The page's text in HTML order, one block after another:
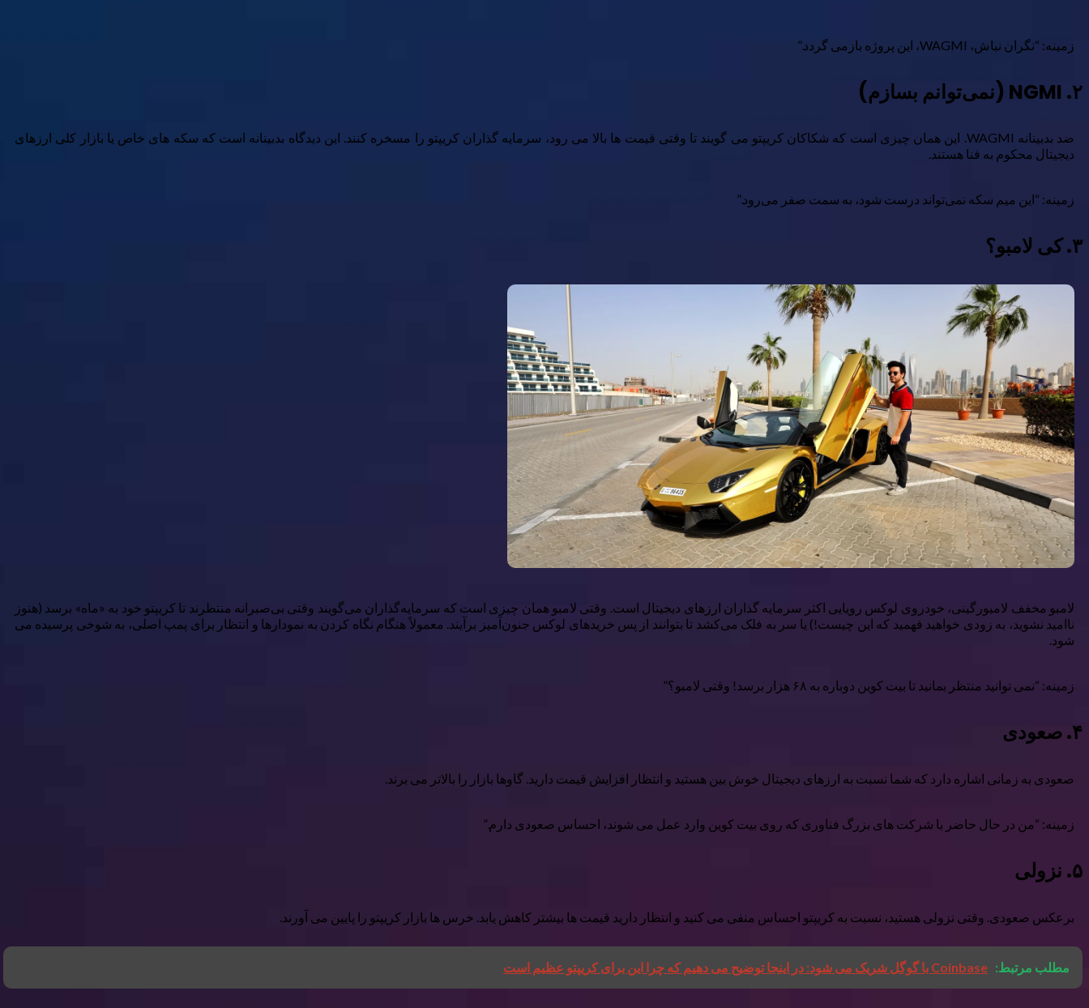
زمینه: “نگران نباش، WAGMI، این پروژه بازمی گردد.”
۲. NGMI (نمی‌توانم بسازم)
ضد بدبینانه WAGMI. این همان چیزی است که شکاکان کریپتو می گویند تا وقتی قیمت ها بالا می رود، سرمایه گذاران کریپتو را مسخره کنند. این دیدگاه بدبینانه است که سکه های خاص یا بازار کلی ارزهای
دیجیتال محکوم به فنا هستند.
زمینه: “این میم سکه نمی‌تواند درست شود، به سمت صفر می‌رود.”
۳. کی لامبو؟
لامبو مخفف لامبورگینی، خودروی لوکس رویایی اکثر سرمایه گذاران ارزهای دیجیتال است. وقتی لامبو همان چیزی است که سرمایه‌گذاران می‌گویند وقتی بی‌صبرانه منتظرند تا کریپتو خود به «ماه» برسد (هنوز
ناامید نشوید، به زودی خواهید فهمید که این چیست!) یا سر به فلک می‌کشد تا بتوانند از پس خریدهای لوکس جنون‌آمیز برآیند. معمولاً هنگام نگاه کردن به نمودارها و انتظار برای پمپ اصلی، به شوخی پرسیده می
شود.
زمینه: “نمی توانید منتظر بمانید تا بیت کوین دوباره به ۶۸ هزار برسد! وقتی لامبو؟”
۴. صعودی
صعودی به زمانی اشاره دارد که شما نسبت به ارزهای دیجیتال خوش بین هستید و انتظار افزایش قیمت دارید. گاوها بازار را بالاتر می برند.
زمینه: “من در حال حاضر با شرکت های بزرگ فناوری که روی بیت کوین وارد عمل می شوند، احساس صعودی دارم.”
۵. نزولی
برعکس صعودی. وقتی نزولی هستید، نسبت به کریپتو احساس منفی می کنید و انتظار دارید قیمت ها بیشتر کاهش یابد. خرس ها بازار کریپتو را پایین می آورند.
مطلب مرتبط: Coinbase با گوگل شریک می شود: در اینجا توضیح می دهیم که چرا این برای کریپتو عظیم است